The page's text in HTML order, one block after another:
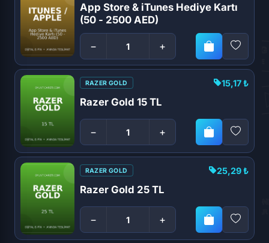
App Store & iTunes Hediye Kartı
(50 - 2500 AED)
− +
RAZER GOLD
Razer Gold 15 TL
− +
15,17 ₺
RAZER GOLD
Razer Gold 25 TL
− +
25,29 ₺